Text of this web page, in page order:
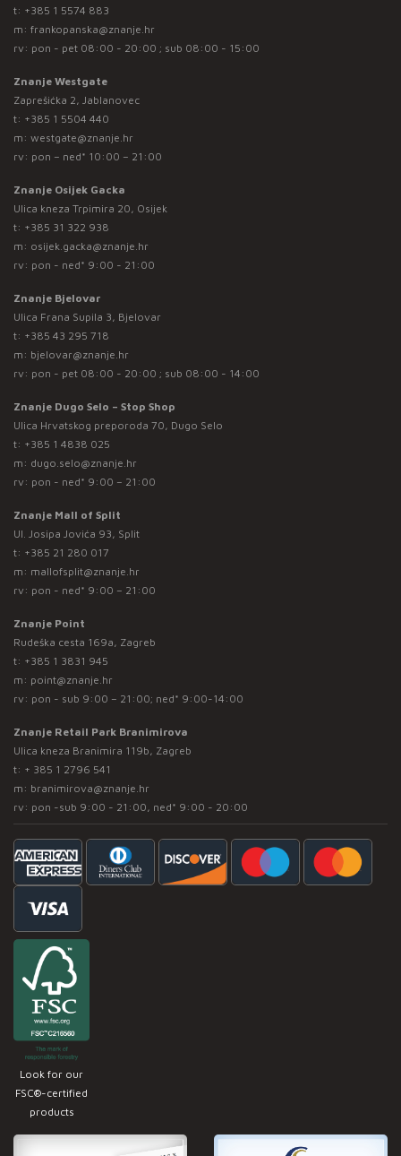
t: +385 1 5574 883
m: frankopanska@znanje.hr
rv: pon - pet 08:00 - 20:00 ; sub 08:00 - 15:00
Znanje Westgate
Zaprešićka 2, Jablanovec
t: +385 1 5504 440
m: westgate@znanje.hr
rv: pon – ned* 10:00 – 21:00
Znanje Osijek Gacka
Ulica kneza Trpimira 20, Osijek
t: +385 31 322 938
m: osijek.gacka@znanje.hr
rv: pon - ned* 9:00 - 21:00
Znanje Bjelovar
Ulica Frana Supila 3, Bjelovar
t: +385 43 295 718
m: bjelovar@znanje.hr
rv: pon - pet 08:00 - 20:00 ; sub 08:00 - 14:00
Znanje Dugo Selo – Stop Shop
Ulica Hrvatskog preporoda 70, Dugo Selo
t: +385 1 4838 025
m: dugo.selo@znanje.hr
rv: pon - ned* 9:00 – 21:00
Znanje Mall of Split
Ul. Josipa Jovića 93, Split
t: +385 21 280 017
m: mallofsplit@znanje.hr
rv: pon - ned* 9:00 – 21:00
Znanje Point
Rudeška cesta 169a, Zagreb
t: +385 1 3831 945
m: point@znanje.hr
rv: pon - sub 9:00 – 21:00; ned* 9:00-14:00
Znanje Retail Park Branimirova
Ulica kneza Branimira 119b, Zagreb
t: + 385 1 2796 541
m: branimirova@znanje.hr
rv: pon -sub 9:00 - 21:00, ned* 9:00 - 20:00
Look for our
FSC®-certified
products